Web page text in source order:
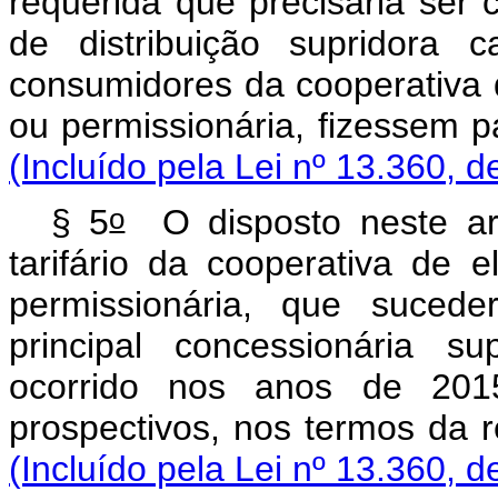
de distribuição supridora
consumidores da
ou permissionária,
(Incluído pela Lei nº 13.360,
§ 5oO disposto neste
tarifário da cooperativa de
permissionária, que
principal concessionária
ocorrido nos anos de
prospectivos, nos
(Incluído pela Lei nº 13.360,